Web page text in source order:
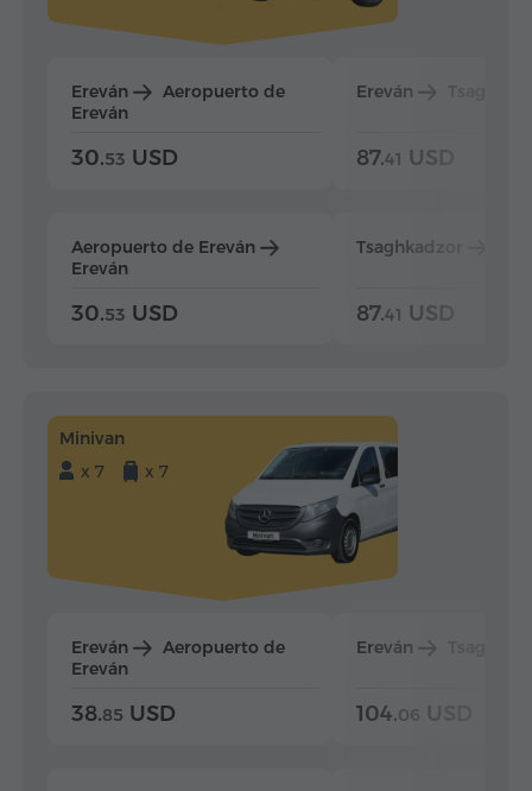
Ereván
Aeropuerto de
Ereván
30.53 USD
Aeropuerto de Ereván
Ereván
30.53 USD
Ereván
87.41 USD
Tsaghkadzor
87.41 USD
Minivan
x 7
x 7
Ereván
Aeropuerto de
Ereván
38.85 USD
Ereván
104.06 USD